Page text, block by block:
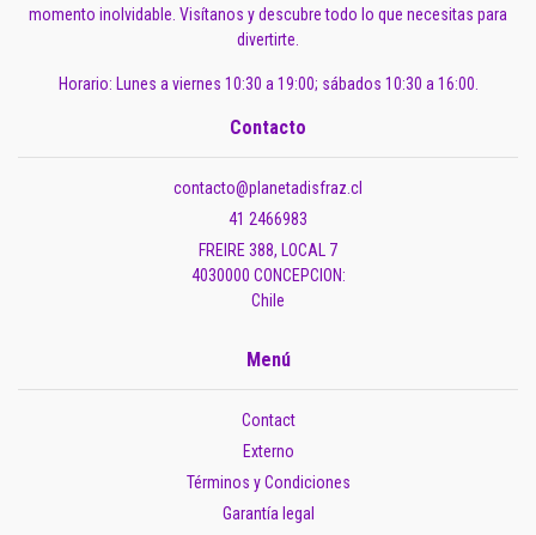
momento inolvidable. Visítanos y descubre todo lo que necesitas para
divertirte.
Horario: Lunes a viernes 10:30 a 19:00; sábados 10:30 a 16:00.
Contacto
contacto@planetadisfraz.cl
41 2466983
FREIRE 388, LOCAL 7
4030000 CONCEPCION:
Chile
Menú
Contact
Externo
Términos y Condiciones
Garantía legal